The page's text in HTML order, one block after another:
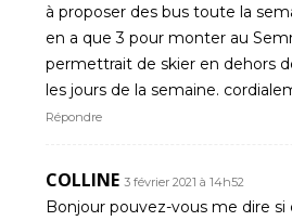
à proposer des bus toute la
en a que 3 pour monter au
permettrait de skier en dehors
les jours de la semaine.
Répondre
COLLINE 3 février 2021 à 14h52
Bonjour pouvez-vous me dire